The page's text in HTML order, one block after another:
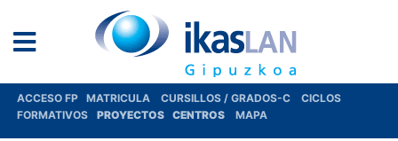
ACCESO FP MATRICULA CURSILLOS / GRADOS-C
CICLOS
FORMATIVOS
PROYECTOS CENTROS MAPA